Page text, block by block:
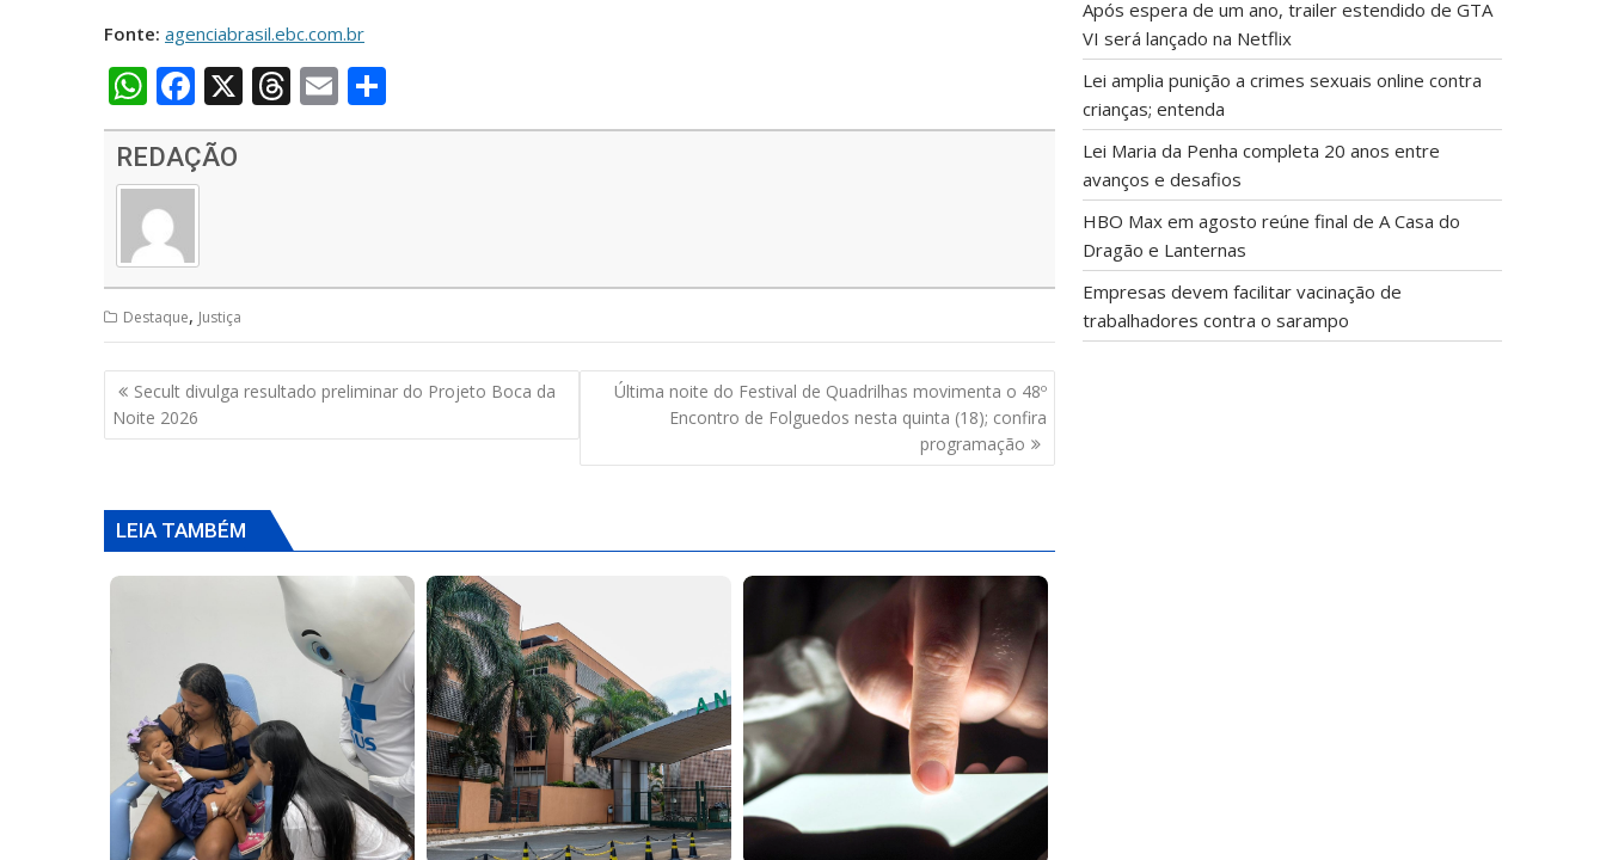
Fonte: agenciabrasil.ebc.com.br
W
h
at
s
A
p
p
F
ac
e
b
o
k
X T
h
s
E
m h
REDAÇÃO
Destaque, Justiça
Navegação
de
Post
Secult divulga resultado preliminar do Projeto Boca da
Noite 2026
Última noite do Festival de Quadrilhas movimenta o 48º
Encontro de Folguedos nesta quinta (18); confira
programação
LEIA TAMBÉM
Após espera de um ano, trailer estendido de GTA
VI será lançado na Netflix
Lei amplia punição a crimes sexuais online contra
crianças; entenda
Lei Maria da Penha completa 20 anos entre
avanços e desafios
HBO Max em agosto reúne final de A Casa do
Dragão e Lanternas
Empresas devem facilitar vacinação de
trabalhadores contra o sarampo